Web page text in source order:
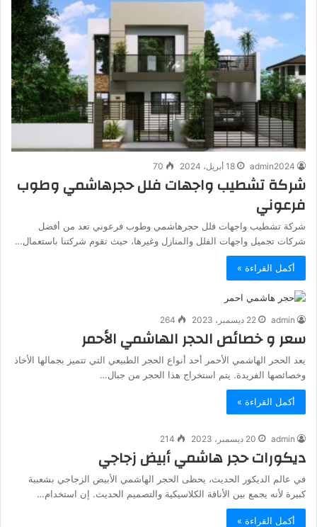
admin2024 18 أبريل، 2024 70
شركة تشطيب واجهات فلل حجرهاشمي وطوب
فرعوني
شركة تشطيب واجهات فلل حجرهاشمي وطوب فرعوني تعد من أفضل
شركات تجميل واجهات الفلل والمنازل وغيرها، حيث تقوم شركتنا باستعمال…
أكمل القراءة »
admin 22 ديسمبر، 2023 264
سعر و خصائص الحجر الهاشمي الأحمر
يعد الحجر الهاشمي الأحمر أحد أنواع الحجر الطبيعي التي تتميز بجمالها الأخاذ
وخصائصها الفريدة. يتم استخراج هذا الحجر من جبال…
أكمل القراءة »
admin 20 ديسمبر، 2023 214
ديكورات حجر هاشمي أبيض زجاجي
في عالم الديكور الحديث، يحظى الحجر الهاشمي الأبيض الزجاجي بشعبية
كبيرة لأنه يجمع بين الأناقة الكلاسيكية والتصميم الحديث. إن استخدام…
أكمل القراءة »